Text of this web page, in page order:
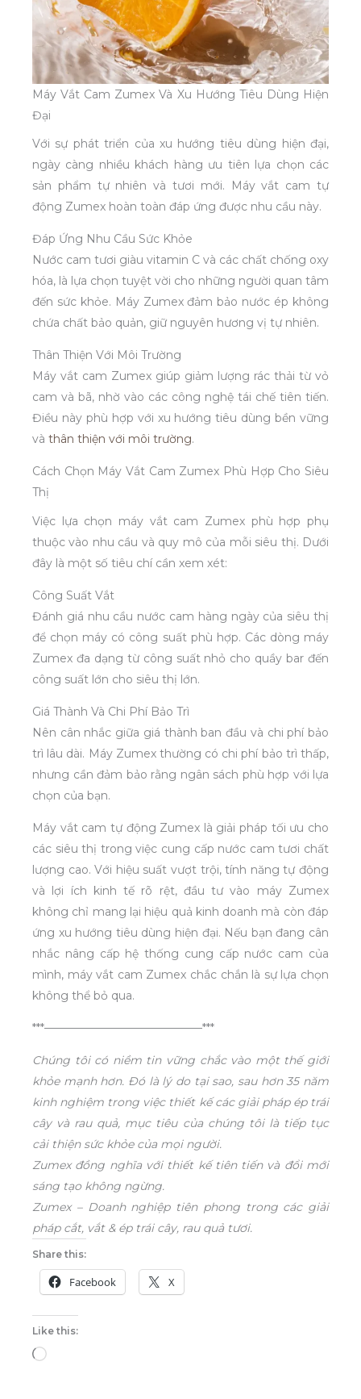
Máy Vắt Cam Zumex Và Xu Hướng Tiêu Dùng Hiện
Đại
Với sự phát triển của xu hướng tiêu dùng hiện đại,
ngày càng nhiều khách hàng ưu tiên lựa chọn các
sản phẩm tự nhiên và tươi mới. Máy vắt cam tự
động Zumex hoàn toàn đáp ứng được nhu cầu này.
Đáp Ứng Nhu Cầu Sức Khỏe
Nước cam tươi giàu vitamin C và các chất chống oxy
hóa, là lựa chọn tuyệt vời cho những người quan tâm
đến sức khỏe. Máy Zumex đảm bảo nước ép không
chứa chất bảo quản, giữ nguyên hương vị tự nhiên.
Thân Thiện Với Môi Trường
Máy vắt cam Zumex giúp giảm lượng rác thải từ vỏ
cam và bã, nhờ vào các công nghệ tái chế tiên tiến.
Điều này phù hợp với xu hướng tiêu dùng bền vững
và thân thiện với môi trường.
Cách Chọn Máy Vắt Cam Zumex Phù Hợp Cho Siêu
Thị
Việc lựa chọn máy vắt cam Zumex phù hợp phụ
thuộc vào nhu cầu và quy mô của mỗi siêu thị. Dưới
đây là một số tiêu chí cần xem xét:
Công Suất Vắt
Đánh giá nhu cầu nước cam hàng ngày của siêu thị
để chọn máy có công suất phù hợp. Các dòng máy
Zumex đa dạng từ công suất nhỏ cho quầy bar đến
công suất lớn cho siêu thị lớn.
Giá Thành Và Chi Phí Bảo Trì
Nên cân nhắc giữa giá thành ban đầu và chi phí bảo
trì lâu dài. Máy Zumex thường có chi phí bảo trì thấp,
nhưng cần đảm bảo rằng ngân sách phù hợp với lựa
chọn của bạn.
Máy vắt cam tự động Zumex là giải pháp tối ưu cho
các siêu thị trong việc cung cấp nước cam tươi chất
lượng cao. Với hiệu suất vượt trội, tính năng tự động
và lợi ích kinh tế rõ rệt, đầu tư vào máy Zumex
không chỉ mang lại hiệu quả kinh doanh mà còn đáp
ứng xu hướng tiêu dùng hiện đại. Nếu bạn đang cân
nhắc nâng cấp hệ thống cung cấp nước cam của
mình, máy vắt cam Zumex chắc chắn là sự lựa chọn
không thể bỏ qua.
***——————————————***
Chúng tôi có niềm tin vững chắc vào một thế giới
khỏe mạnh hơn. Đó là lý do tại sao, sau hơn 35 năm
kinh nghiệm trong việc thiết kế các giải pháp ép trái
cây và rau quả, mục tiêu của chúng tôi là tiếp tục
cải thiện sức khỏe của mọi người.
Zumex đồng nghĩa với thiết kế tiên tiến và đổi mới
sáng tạo không ngừng.
Zumex – Doanh nghiệp tiên phong trong các giải
pháp cắt, vắt & ép trái cây, rau quả tươi.
Share this:
Facebook X
Like this:
Loading…